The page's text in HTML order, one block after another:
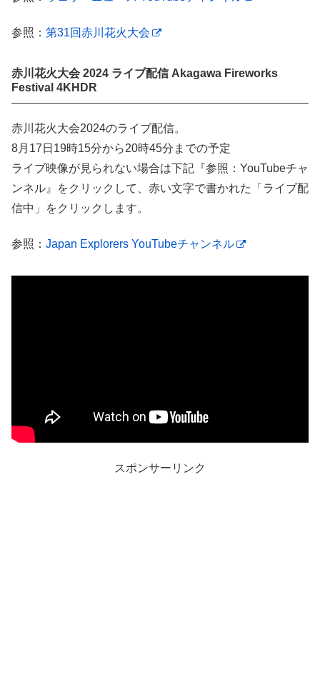
参照： 第31回赤川花火大会
赤川花火大会 2024 ライブ配信 Akagawa Fireworks
Festival 4KHDR
赤川花火大会2024のライブ配信。
8月17日19時15分から20時45分までの予定
ライブ映像が見られない場合は下記『参照：YouTubeチャ
ンネル』をクリックして、赤い文字で書かれた「ライブ配
信中」をクリックします。
参照： Japan Explorers YouTubeチャンネル
スポンサーリンク